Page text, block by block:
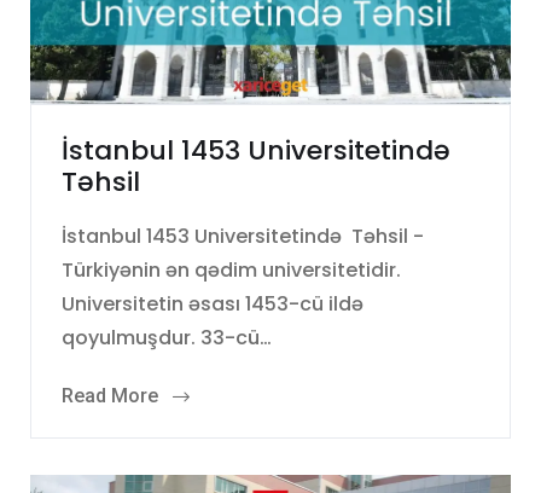
İstanbul 1453 Universitetində
Təhsil
İstanbul 1453 Universitetində Təhsil -
Türkiyənin ən qədim universitetidir.
Universitetin əsası 1453-cü ildə
qoyulmuşdur. 33-cü…
Read More